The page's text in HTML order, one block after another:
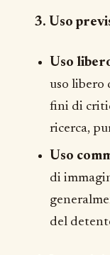
3. Uso
Uso
uso libero
fini di
ricerca,
Uso
di
del